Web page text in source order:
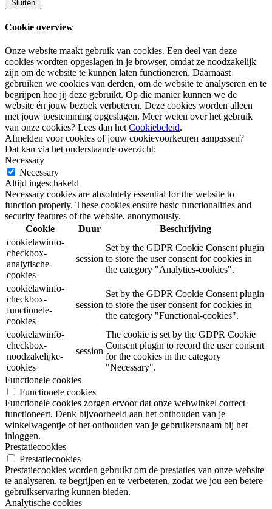
Sluiten
Cookie overview
Onze website maakt gebruik van cookies. Een deel van deze
cookies wordten opgeslagen in je browser, omdat ze noodzakelijk
zijn om de website te kunnen laten functioneren. Daarnaast
gebruiken we cookies van derden, om de website te analyseren en te
begrijpen hoe jij deze gebruikt. Op die manier kunnen we de
website én jouw bezoek verbeteren. Deze cookies worden alleen
met jouw toestemming opgeslagen. Meer weten over het gebruik
van onze cookies? Lees dan het Cookiebeleid.
Afmelden voor cookies of jouw cookievoorkeuren aanpassen?
Dat kan via het onderstaande overzicht:
Necessary
Necessary
Altijd ingeschakeld
Necessary cookies are absolutely essential for the website to
function properly. These cookies ensure basic functionalities and
security features of the website, anonymously.
Cookie
Duur
Beschrijving
cookielawinfo-
checkbox-
analytische-
cookies
session
Set by the GDPR Cookie Consent plugin
to store the user consent for cookies in
the category "Analytics-cookies".
cookielawinfo-
checkbox-
functionele-
cookies
session
Set by the GDPR Cookie Consent plugin
to store the user consent for cookies in
the category "Functional-cookies".
cookielawinfo-
checkbox-
noodzakelijke-
cookies
session
The cookie is set by the GDPR Cookie
Consent plugin to record the user consent
for the cookies in the category
"Necessary".
Functionele cookies
Functionele cookies
Functionele cookies zorgen ervoor dat onze webwinkel correct
functioneert. Denk bijvoorbeeld aan het onthouden van je
winkelwagentje of het onthouden van je gebruikersnaam bij het
inloggen.
Prestatiecookies
Prestatiecookies
Prestatiecookies worden gebruikt om de prestaties van onze website
te analyseren, te begrijpen en te verbeteren, zodat we jou een betere
gebruikservaring kunnen bieden.
Analytische cookies